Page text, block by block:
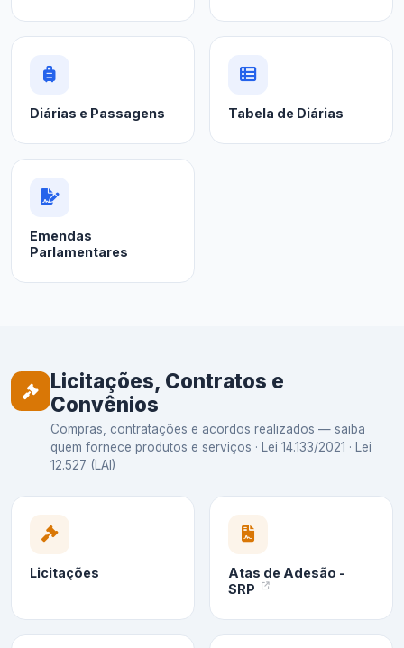
Diárias e Passagens Tabela de Diárias
Emendas
Parlamentares
Licitações, Contratos e
Convênios
Compras, contratações e acordos realizados — saiba
quem fornece produtos e serviços · Lei 14.133/2021 · Lei
12.527 (LAI)
Licitações
Atas de Adesão -
SRP